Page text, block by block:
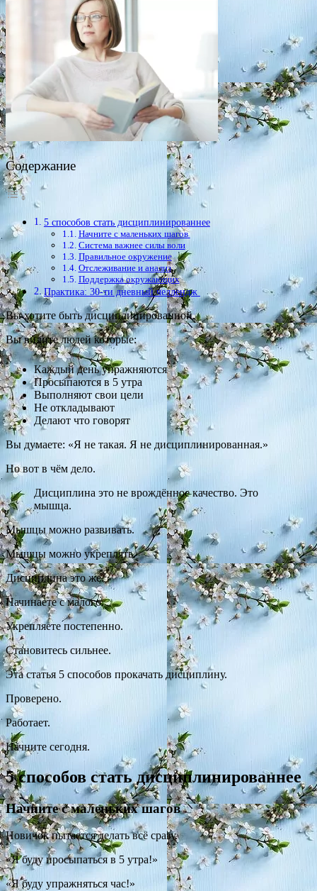
Содержание
5 способов стать дисциплинированнее
Начните с маленьких шагов
Система важнее силы воли
Правильное окружение
Отслеживание и анализ
Поддержка окружающих
Практика: 30-ти дневный челлендж
Вы хотите быть дисциплинированной.
Вы видите людей которые:
Каждый день упражняются
Просыпаются в 5 утра
Выполняют свои цели
Не откладывают
Делают что говорят
Вы думаете: «Я не такая. Я не дисциплинированная.»
Но вот в чём дело.
Дисциплина это не врождённое качество. Это
мышца.
Мышцы можно развивать.
Мышцы можно укреплять.
Дисциплина это же.
Начинаете с малого.
Укрепляете постепенно.
Становитесь сильнее.
Эта статья 5 способов прокачать дисциплину.
Проверено.
Работает.
Начните сегодня.
5 способов стать дисциплинированнее
Начните с маленьких шагов
Новичок пытается делать всё сразу.
«Я буду просыпаться в 5 утра!»
«Я буду упражняться час!»